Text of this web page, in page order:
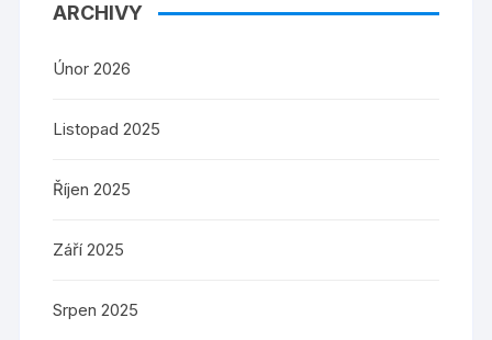
ARCHIVY
Únor 2026
Listopad 2025
Říjen 2025
Září 2025
Srpen 2025